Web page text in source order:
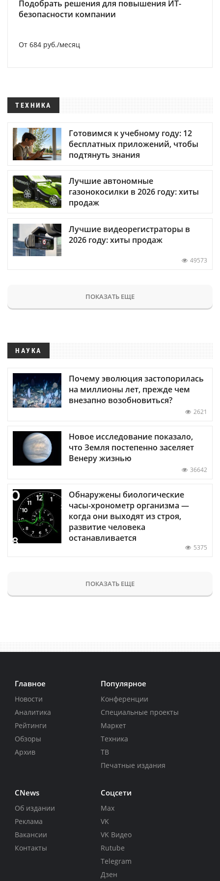
Подобрать решения для повышения ИТ-
безопасности компании
От 684 руб./месяц
ТЕХНИКА
Готовимся к учебному году: 12
бесплатных приложений, чтобы
подтянуть знания
Лучшие автономные
газонокосилки в 2026 году: хиты
продаж
Лучшие видеорегистраторы в
2026 году: хиты продаж
49573
ПОКАЗАТЬ ЕЩЕ
НАУКА
Почему эволюция застопорилась
на миллионы лет, прежде чем
внезапно возобновиться?
2621
Новое исследование показало,
что Земля постепенно заселяет
Венеру жизнью
36642
Обнаружены биологические
часы-хронометр организма —
когда они выходят из строя,
развитие человека
останавливается
5375
ПОКАЗАТЬ ЕЩЕ
Главное
Новости
Аналитика
Рейтинги
Обзоры
Архив
Популярное
Конференции
Специальные проекты
Маркет
Техника
ТВ
Печатные издания
CNews
Об издании
Реклама
Вакансии
Контакты
Соцсети
Max
VK
VK Видео
Rutube
Telegram
Дзен